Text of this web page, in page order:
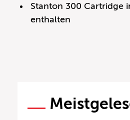
Stanton 300 Cartridge
enthalten